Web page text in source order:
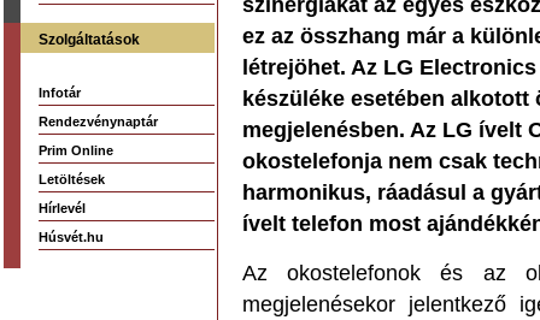
Szolgáltatások
Infotár
Rendezvénynaptár
Prim Online
Letöltések
Hírlevél
Húsvét.hu
szinergiákat az egyes
ez az összhang már a
létrejöhet. Az LG
készüléke esetében
megjelenésben. Az LG ívelt
okostelefonja nem csak
harmonikus, ráadásul a
ívelt telefon most
Az okostelefonok és az
megjelenésekor jelentkező